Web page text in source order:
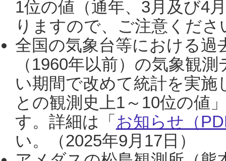
1位の値（通年、3月及び4
りますので、ご注意くだ
全国の気象台等における過
（1960年以前）の気象観
い期間で改めて統計を実
との観測史上1～10位の値
す。詳細は「 お知らせ（
い。（2025年9月17日）